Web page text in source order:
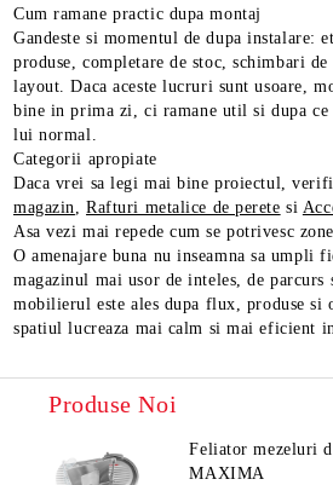
Cum ramane practic dupa montaj
Gandeste si momentul de dupa instalare:
produse, completare de stoc, schimbari
layout. Daca aceste lucruri sunt usoare,
bine in prima zi, ci ramane util si dupa
lui normal.
Categorii apropiate
Daca vrei sa legi mai bine proiectul,
magazin,Rafturi metalice de perete si
Asa vezi mai repede cum se potrivesc
O amenajare buna nu inseamna sa umpli
magazinul mai usor de inteles, de parcurs
mobilierul este ales dupa flux, produse
spatiul lucreaza mai calm si mai eficient
Produse Noi
Feliator mezeluri
MAXIMA